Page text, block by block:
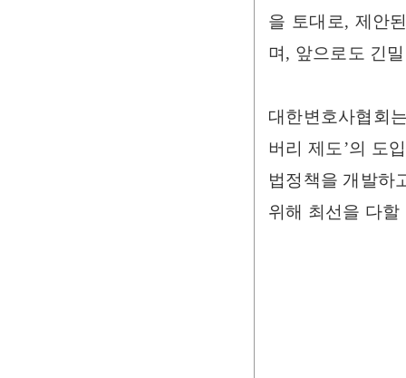
을 토대로, 제안
며, 앞으로도 긴
대한변호사협회
버리 제도’의 도
법정책을 개발하
위해 최선을 다할